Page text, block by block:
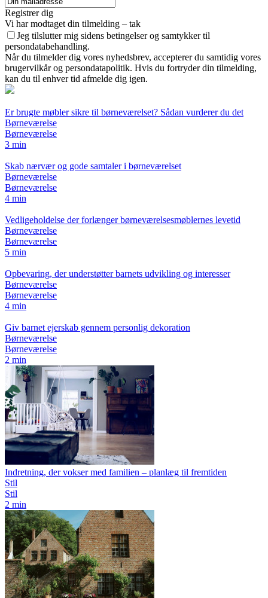
Registrer dig
Vi har modtaget din tilmelding – tak
Jeg tilslutter mig sidens betingelser og samtykker til
persondatabehandling.
Når du tilmelder dig vores nyhedsbrev, accepterer du samtidig vores
brugervilkår og persondatapolitik. Hvis du fortryder din tilmelding,
kan du til enhver tid afmelde dig igen.
Er brugte møbler sikre til børneværelset? Sådan vurderer du det
Børneværelse
Børneværelse
3 min
Skab nærvær og gode samtaler i børneværelset
Børneværelse
Børneværelse
4 min
Vedligeholdelse der forlænger børneværelsesmøblernes levetid
Børneværelse
Børneværelse
5 min
Opbevaring, der understøtter barnets udvikling og interesser
Børneværelse
Børneværelse
4 min
Giv barnet ejerskab gennem personlig dekoration
Børneværelse
Børneværelse
2 min
Indretning, der vokser med familien – planlæg til fremtiden
Stil
Stil
2 min